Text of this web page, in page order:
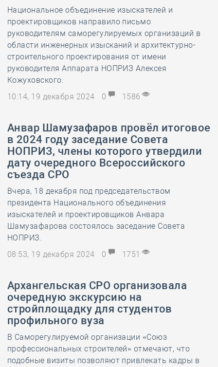
Национальное объединение изыскателей и
проектировщиков направило письмо
руководителям саморегулируемых организаций в
области инженерных изысканий и архитектурно-
строительного проектирования от имени
руководителя Аппарата НОПРИЗ Алексея
Кожуховского.
10:14, 19 декабря 2024
0 1586
Анвар Шамузафаров провёл итоговое
в 2024 году заседание Совета
НОПРИЗ, члены которого утвердили
дату очередного Всероссийского
съезда СРО
Вчера, 18 декабря под председательством
президента Национального объединения
изыскателей и проектировщиков Анвара
Шамузафарова состоялось заседание Совета
НОПРИЗ.
08:53, 19 декабря 2024
0 1751
Архангельская СРО организовала
очередную экскурсию на
стройплощадку для студентов
профильного вуза
В Саморегулируемой организации «Союз
профессиональных строителей» отмечают, что
подобные визиты позволяют привлекать кадры в